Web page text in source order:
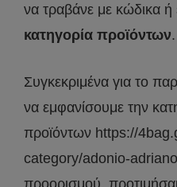
να τραβάνε με κώδικα ή
κατηγορία προϊόντων.
Συγκεκριμένα για το
να εμφανίσουμε την
προϊόντων https://
category/adonio-
προορισμού,